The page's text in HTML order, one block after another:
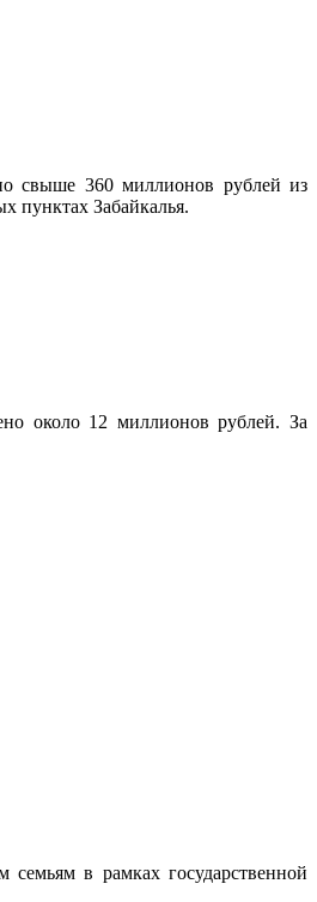
свыше 360 миллионов рублей из
пунктах Забайкалья.
около 12 миллионов рублей. За
в рамках государственной